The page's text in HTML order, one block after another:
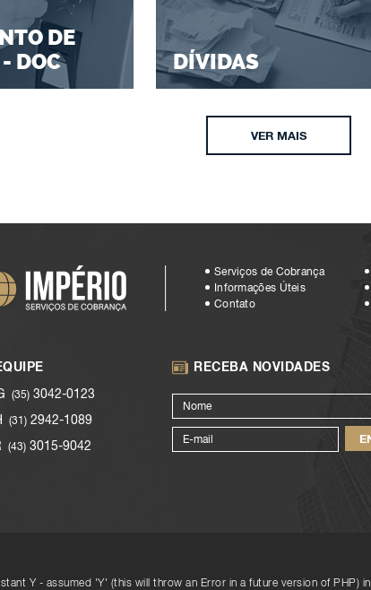
DE
DOC
DÍVIDAS
VER MAIS
Serviços de Cobrança
Informações Úteis
Contato
(35) 3042-0123
(31) 2942-1089
(43) 3015-9042
RECEBA NOVIDADES
Y - assumed 'Y' (this will throw an Error in a future version of PHP) in